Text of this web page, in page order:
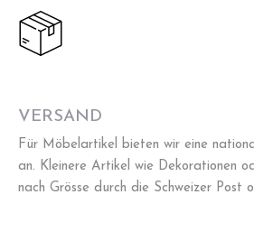
VERSAND
Für Möbelartikel bieten wir eine
an. Kleinere Artikel wie Dekorationen
nach Grösse durch die Schweizer Post